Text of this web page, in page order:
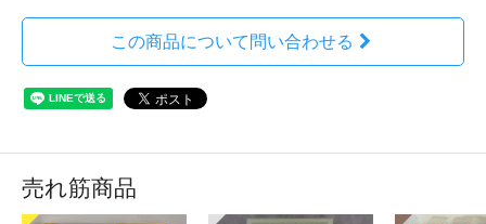
この商品について問い合わせる
売れ筋商品